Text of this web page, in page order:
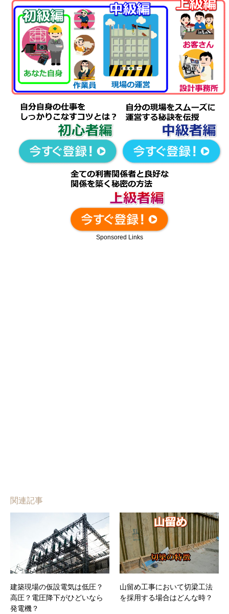
Sponsored Links
関連記事
建築現場の仮設電気は低圧？
高圧？電圧降下がひどいなら
発電機？
山留め工事において切梁工法
を採用する場合はどんな時？